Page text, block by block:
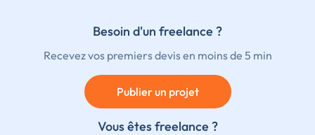
Besoin d'un freelance ?
Recevez vos premiers devis en moins de 5 min
Publier un projet
Vous êtes freelance ?